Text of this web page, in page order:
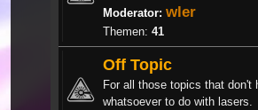
Moderator: wler
Themen: 41
Off Topic
For all those topics that don't
whatsoever to do with lasers.